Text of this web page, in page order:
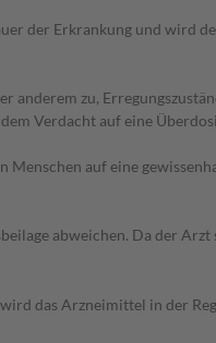
der Erkrankung und wird
anderem zu,
Verdacht auf eine
auf eine
abweichen. Da der
das Arzneimittel in der